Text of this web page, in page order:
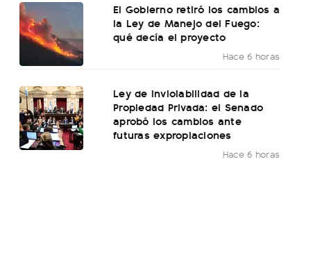
El Gobierno retiró los cambios a
la Ley de Manejo del Fuego:
qué decía el proyecto
Hace 6 horas
Ley de Inviolabilidad de la
Propiedad Privada: el Senado
aprobó los cambios ante
futuras expropiaciones
Hace 6 horas